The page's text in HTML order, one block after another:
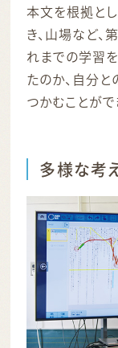
本文を根拠と
き、山場など、
れまでの学習
たのか、自分
つかむことがで
多様な考